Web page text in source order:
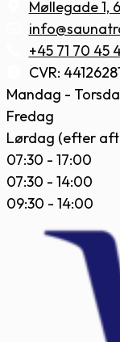
Møllegade 1,
+45 71 70 45
CVR:
Mandag -
Fredag
Lørdag (efter
07:30 - 17:00
07:30 - 14:00
09:30 - 14:00